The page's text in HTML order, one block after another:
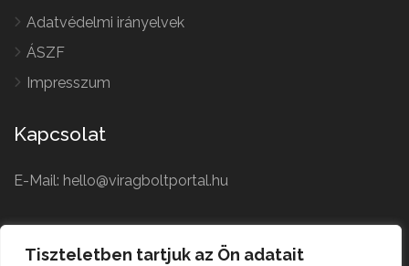
Tiszteletben tartjuk az Ön adatait
Adatvédelmi irányelvek
ÁSZF
Impresszum
Kapcsolat
E-Mail: hello@viragboltportal.hu
Czech